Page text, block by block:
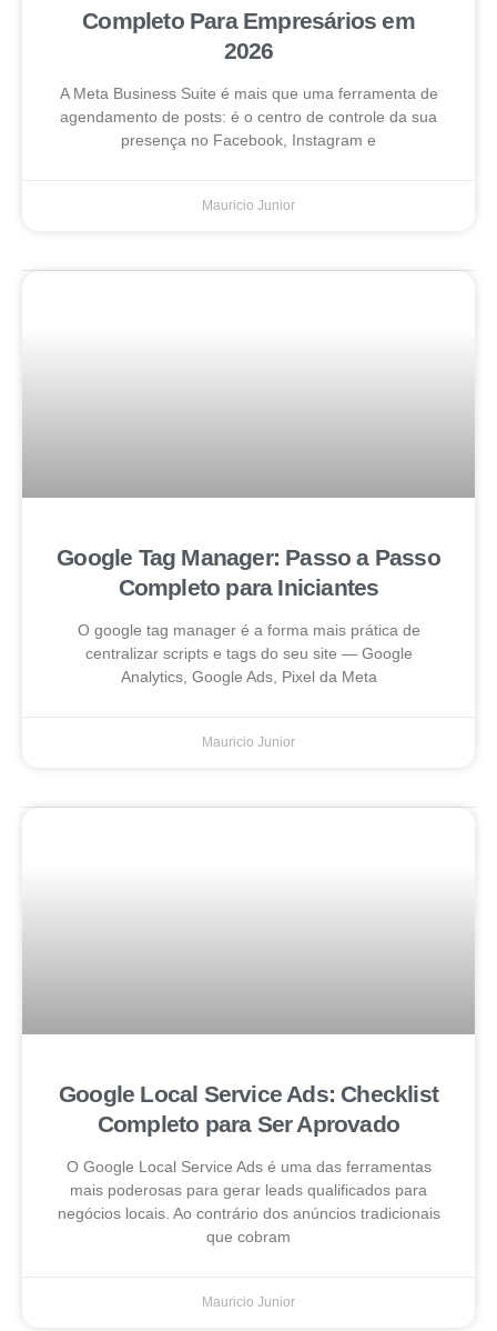
Completo Para Empresários em
2026
A Meta Business Suite é mais que uma ferramenta de
agendamento de posts: é o centro de controle da sua
presença no Facebook, Instagram e
Mauricio Junior
Google Tag Manager: Passo a Passo
Completo para Iniciantes
O google tag manager é a forma mais prática de
centralizar scripts e tags do seu site — Google
Analytics, Google Ads, Pixel da Meta
Mauricio Junior
Google Local Service Ads: Checklist
Completo para Ser Aprovado
O Google Local Service Ads é uma das ferramentas
mais poderosas para gerar leads qualificados para
negócios locais. Ao contrário dos anúncios tradicionais
que cobram
Mauricio Junior